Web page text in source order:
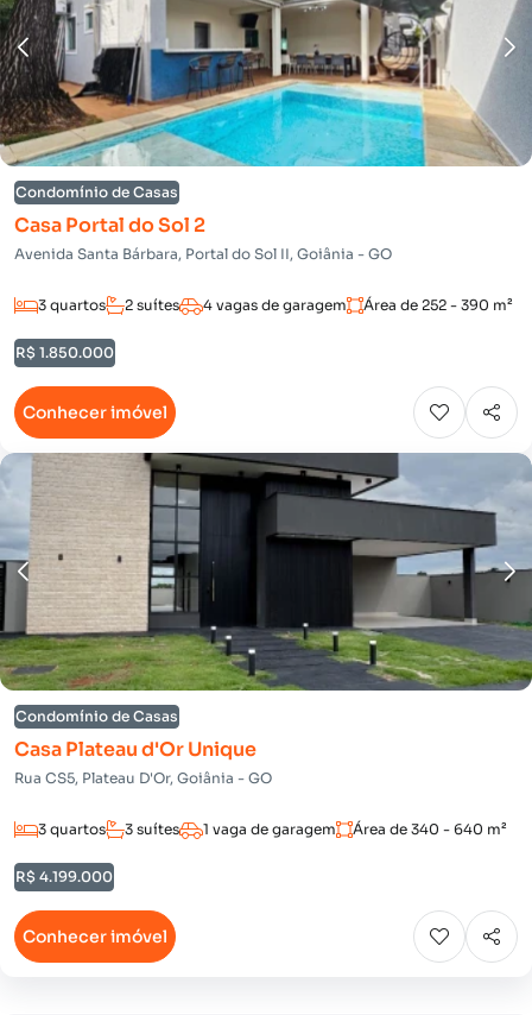
Condomínio de Casas
Casa Portal do Sol 2
Avenida Santa Bárbara, Portal do Sol II, Goiânia - GO
3 quartos 2 suítes 4 vagas de garagem Área de 252 - 390 m²
R$ 1.850.000
Conhecer imóvel
Condomínio de Casas
Casa Plateau d'Or Unique
Rua CS5, Plateau D'Or, Goiânia - GO
3 quartos 3 suítes 1 vaga de garagem Área de 340 - 640 m²
R$ 4.199.000
Conhecer imóvel